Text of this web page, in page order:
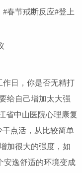
春节戒断反应#登上
日，你是否无精打
给自己增加太大强
省中山医院心理康复
点活，从比较简单
加很大的强度，如
安逸舒适的环境变成